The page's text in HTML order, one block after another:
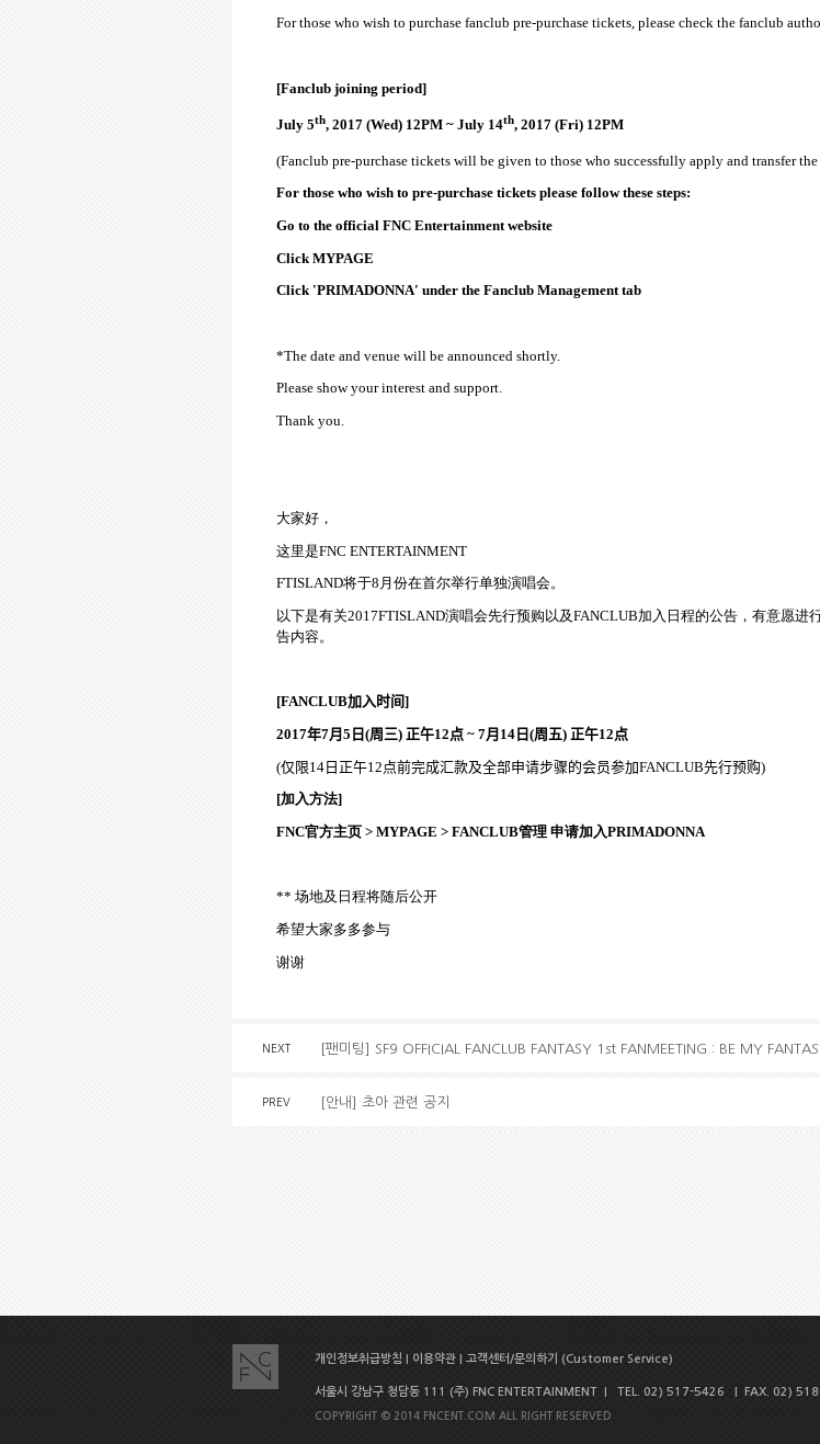
For those who wish to purchase fanclub pre-purchase tickets, please check the fanclub
[Fanclub joining period]
July 5th, 2017 (Wed) 12PM ~ July 14th, 2017 (Fri) 12PM
(Fanclub pre-purchase tickets will be given to those who successfully apply and transfer
For those who wish to pre-purchase tickets please follow these steps:
Go to the official FNC Entertainment website
Click MYPAGE
Click 'PRIMADONNA' under the Fanclub Management tab
*The date and venue will be announced shortly.
Please show your interest and support.
Thank you.
大家好，
这里是FNC ENTERTAINMENT
FTISLAND将于8 月份在首尔举行单独演唱会。
以下是有关2017FTISLAND演唱会先行预购 以及FANCLUB加入日程的公告，有意愿进
告内容。
[FANCLUB加入时间]
2017年7月 5 日 (周 三) 正午12 点 ~ 7月 14 日 (周 五) 正午12 点
(仅限14日正午12 点前完成汇款及全部申请步骤的会员参加FANCLUB先行预购)
[加入方法]
FNC官方主页 > MYPAGE > FANCLUB管理 申请加入PRIMADONNA
** 场地及日程将随后公开
希望大家多多参与
谢谢
NEXT [팬미팅] SF9 OFFICIAL FANCLUB FANTASY 1st FANMEETING : BE MY
PREV [안내] 초아 관련 공지
개인정보취급방침 이용약관 고객센터/문의하기 (Customer Service)
서울시 강남구 청담동 111 (주) FNC ENTERTAINMENT | TEL. 02) 517-5426 | FAX. 02)
COPYRIGHT © 2014 FNCENT.COM ALL RIGHT RESERVED